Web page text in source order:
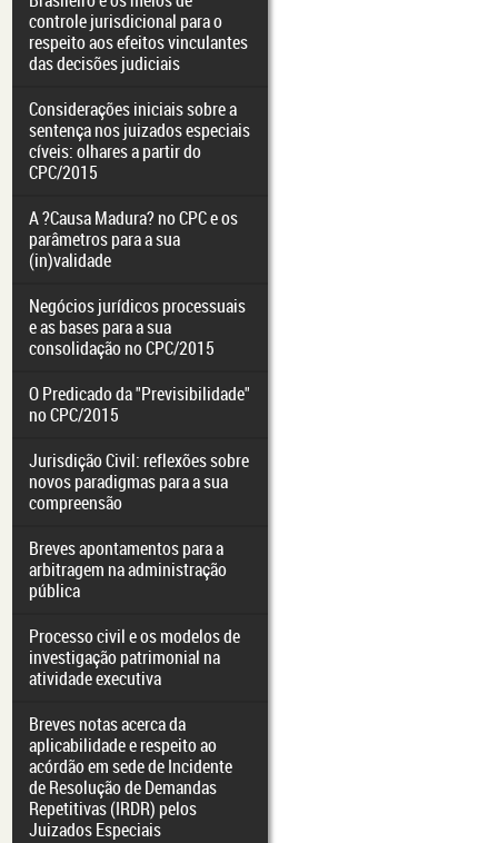
controle jurisdicional para o
respeito aos efeitos vinculantes
das decisões judiciais
Considerações iniciais sobre a
sentença nos juizados especiais
cíveis: olhares a partir do
CPC/2015
A ?Causa Madura? no CPC e os
parâmetros para a sua
(in)validade
Negócios jurídicos processuais
e as bases para a sua
consolidação no CPC/2015
O Predicado da "Previsibilidade"
no CPC/2015
Jurisdição Civil: reflexões sobre
novos paradigmas para a sua
compreensão
Breves apontamentos para a
arbitragem na administração
pública
Processo civil e os modelos de
investigação patrimonial na
atividade executiva
Breves notas acerca da
aplicabilidade e respeito ao
acórdão em sede de Incidente
de Resolução de Demandas
Repetitivas (IRDR) pelos
Juizados Especiais